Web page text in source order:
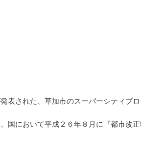
された、草加市のスーパーシティプロ
国において平成２６年８月に『都市